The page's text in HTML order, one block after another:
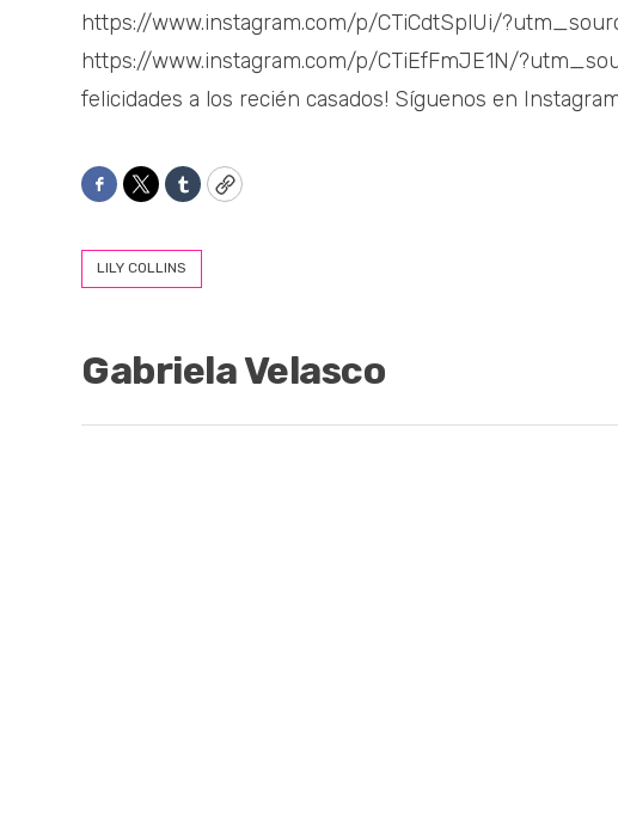
https://www.instagram.com/p/CTiCdtSplUi/
https://www.instagram.com/p/CTiEfFmJE1N/
felicidades a los recién casados! Síguenos en
Facebook
TwitterTumblrCopy
LILY COLLINS
Gabriela Velasco